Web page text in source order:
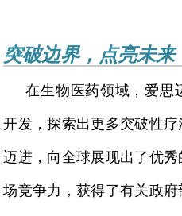
突破边界，点亮未来
在生物医药领域，爱思
开发，探索出更多突破性
迈进，向全球展现出了优
场竞争力，获得了有关政